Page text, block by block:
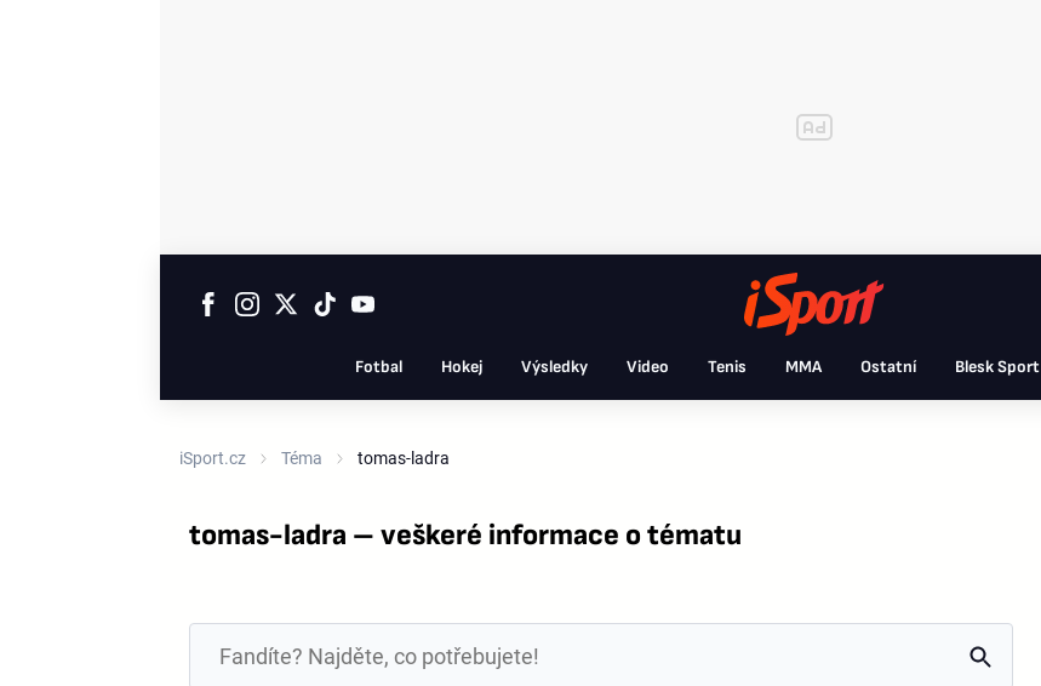
Fotbal Hokej Výsledky Video Tenis MMA Ostatní Blesk Sport
iSport.cz Téma tomas-ladra
tomas-ladra – veškeré informace o tématu